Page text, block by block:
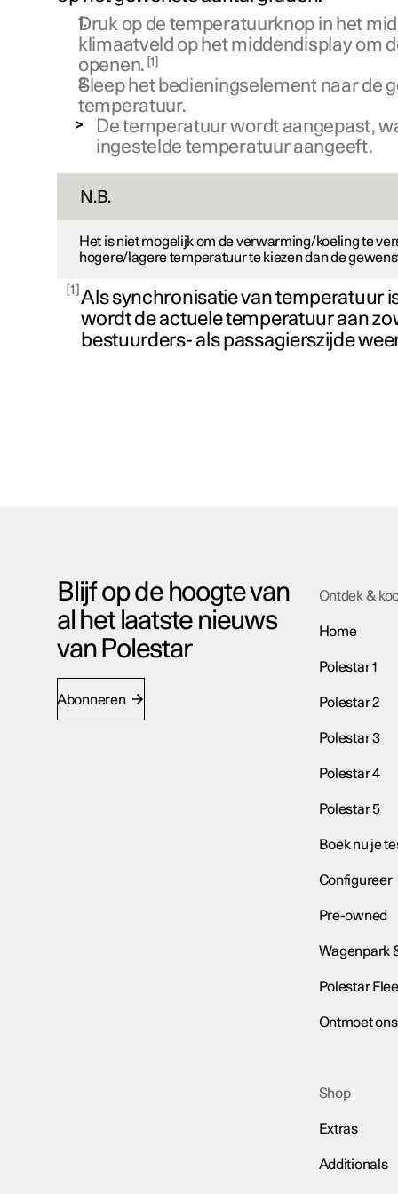
Druk op de temperatuurknop in het
klimaatveld op het middendisplay om
openen. 1
Sleep het bedieningselement naar de
temperatuur.
De temperatuur wordt aangepast,
ingestelde temperatuur aangeeft.
N.B.
Het is niet mogelijk om de verwarming/koeling te
hogere/lagere temperatuur te kiezen dan de
1
Als synchronisatie van temperatuur
wordt de actuele temperatuur aan
bestuurders- als passagierszijde
Blijf op de hoogte van
al het laatste nieuws
van Polestar
Abonneren
Ontdek &
Home
Polestar 1
Polestar 2
Polestar 3
Polestar 4
Polestar 5
Boek nu je
Configureer
Pre-owned
Wagenpark
Polestar
Ontmoet ons
Shop
Extras
Additionals